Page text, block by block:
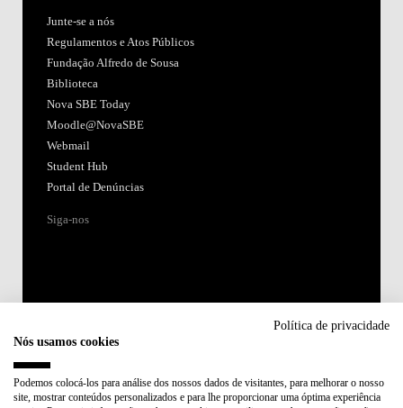
Junte-se a nós
Regulamentos e Atos Públicos
Fundação Alfredo de Sousa
Biblioteca
Nova SBE Today
Moodle@NovaSBE
Webmail
Student Hub
Portal de Denúncias
Siga-nos
Membro de:
Política de privacidade
Nós usamos cookies
Podemos colocá-los para análise dos nossos dados de visitantes, para melhorar o nosso
site, mostrar conteúdos personalizados e para lhe proporcionar uma óptima experiência